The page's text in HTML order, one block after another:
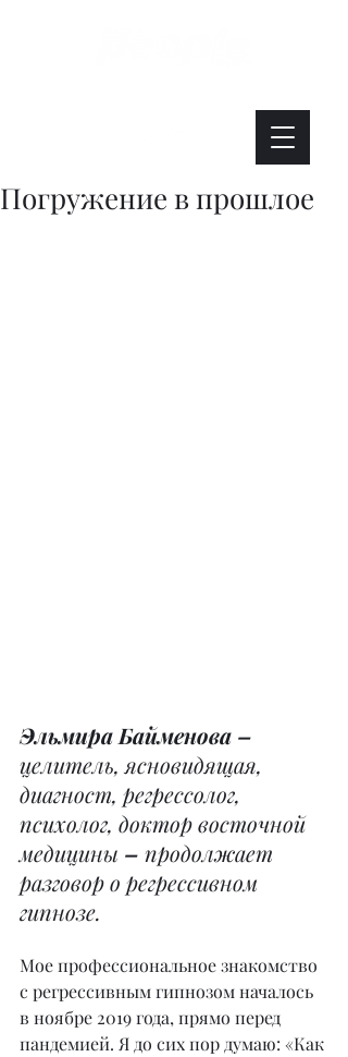
Погружение в прошлое
Эльмира Байменова –
целитель, ясновидящая,
диагност, регрессолог,
психолог, доктор восточной
медицины – продолжает
разговор о регрессивном
гипнозе.
Мое профессиональное знакомство
с регрессивным гипнозом началось
в ноябре 2019 года, прямо перед
пандемией. Я до сих пор думаю: «Как